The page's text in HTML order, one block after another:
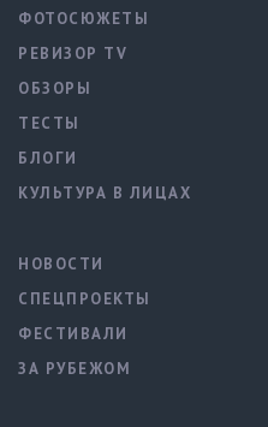
ФОТОСЮЖЕТЫ
РЕВИЗОР TV
ОБЗОРЫ
ТЕСТЫ
БЛОГИ
КУЛЬТУРА В ЛИЦАХ
НОВОСТИ
СПЕЦПРОЕКТЫ
ФЕСТИВАЛИ
ЗА РУБЕЖОМ